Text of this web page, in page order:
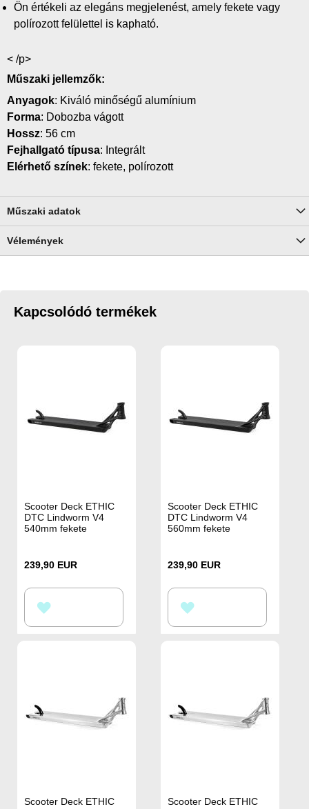
Ön értékeli az elegáns megjelenést, amely fekete vagy
polírozott felülettel is kapható.
< /p>
Műszaki jellemzők:
Anyagok: Kiváló minőségű alumínium
Forma: Dobozba vágott
Hossz: 56 cm
Fejhallgató típusa: Integrált
Elérhető színek: fekete, polírozott
Műszaki adatok
Vélemények
Kapcsolódó termékek
Scooter Deck ETHIC
DTC Lindworm V4
540mm fekete
239,90 EUR
A
Scooter Deck ETHIC
DTC Lindworm V4
560mm fekete
239,90 EUR
A
Scooter Deck ETHIC
Scooter Deck ETHIC